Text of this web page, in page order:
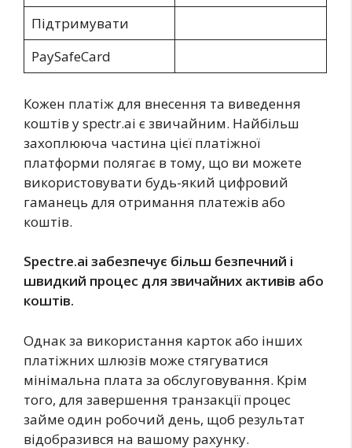
Підтримувати
PaySafeCard
Кожен платіж для внесення та виведення
коштів у spectr.ai є звичайним. Найбільш
захоплююча частина цієї платіжної
платформи полягає в тому, що ви можете
використовувати будь-який цифровий
гаманець для отримання платежів або
коштів.
Spectre.ai забезпечує більш безпечний і
швидкий процес для звичайних активів або
коштів.
Однак за використання карток або інших
платіжних шлюзів може стягуватися
мінімальна плата за обслуговування. Крім
того, для завершення транзакції процес
займе один робочий день, щоб результат
відобразився на вашому рахунку.